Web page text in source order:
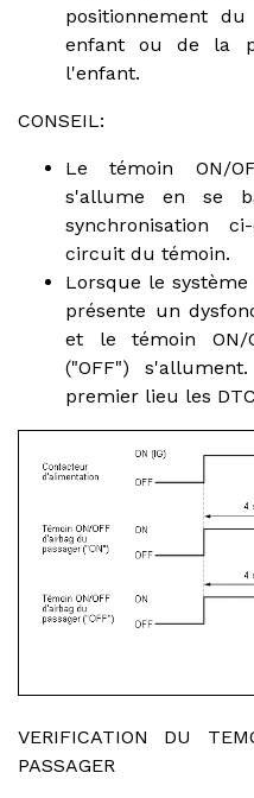
positionnement
enfant ou de la
l'enfant.
CONSEIL:
Le témoin ON/
s'allume en se
synchronisation
circuit du témoin.
Lorsque le
présente un
et le témoin ON/
("OFF")
premier lieu les
VERIFICATION DU
PASSAGER